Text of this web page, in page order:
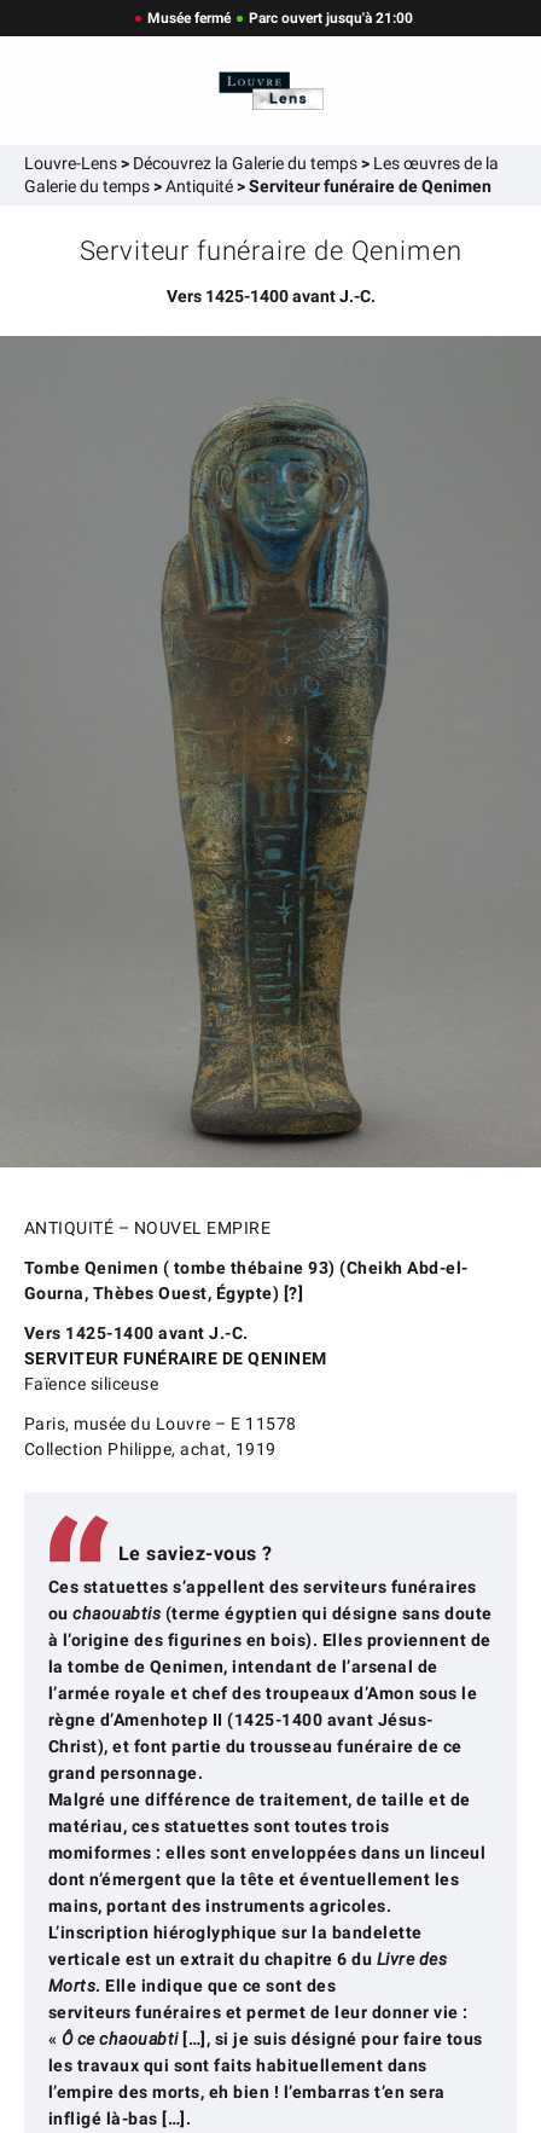
Musée fermé Parc ouvert jusqu'à 21:00
Louvre-Lens> Découvrez la Galerie du temps> Les œuvres de la
Galerie du temps>Antiquité>Serviteur funéraire de Qenimen
Serviteur funéraire de Qenimen
Vers 1425-1400 avant J.-C.
ANTIQUITÉ – NOUVEL EMPIRE
Tombe Qenimen ( tombe thébaine 93) (Cheikh Abd-el-
Gourna, Thèbes Ouest, Égypte) [?]
Vers 1425-1400 avant J.-C.
SERVITEUR FUNÉRAIRE DE QENINEM
Faïence siliceuse
Paris, musée du Louvre – E 11578
Collection Philippe, achat, 1919
Le saviez-vous ?
Ces statuettes s’appellent des serviteurs funéraires
ouchaouabtis (terme égyptien qui désigne sans doute
à l’origine des figurines en bois). Elles proviennent de
la tombe de Qenimen, intendant de l’arsenal de
l’armée royale et chef des troupeaux d’Amon sous le
règne d’Amenhotep II (1425-1400 avant Jésus-
Christ), et font partie du trousseau funéraire de ce
grand personnage.
Malgré une différence de traitement, de taille et de
matériau, ces statuettes sont toutes trois
momiformes : elles sont enveloppées dans un linceul
dont n’émergent que la tête et éventuellement les
mains, portant des instruments agricoles.
L’inscription hiéroglyphique sur la bandelette
verticale est un extrait du chapitre 6 du Livre des
Morts. Elle indique que ce sont des
serviteurs funéraires et permet de leur donner vie :
« Ô ce chaouabti[…], si je suis désigné pour faire tous
les travaux qui sont faits habituellement dans
l’empire des morts, eh bien ! l’embarras t’en sera
infligé là-bas […].